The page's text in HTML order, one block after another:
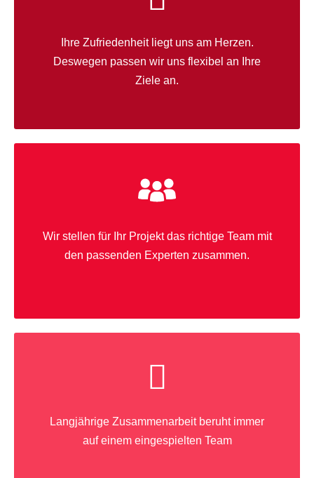
Ihre Zufriedenheit liegt uns am Herzen.
Deswegen passen wir uns flexibel an Ihre
Ziele an.
Wir stellen für Ihr Projekt das richtige Team mit
den passenden Experten zusammen.
Langjährige Zusammenarbeit beruht immer
auf einem eingespielten Team